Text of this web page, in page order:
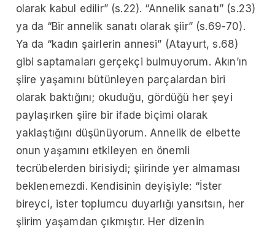
olarak kabul edilir” (s.22). “Annelik sanatı” (s.23)
ya da “Bir annelik sanatı olarak şiir” (s.69-70).
Ya da “kadın şairlerin annesi” (Atayurt, s.68)
gibi saptamaları gerçekçi bulmuyorum. Akın’ın
şiire yaşamını bütünleyen parçalardan biri
olarak baktığını; okuduğu, gördüğü her şeyi
paylaşırken şiire bir ifade biçimi olarak
yaklaştığını düşünüyorum. Annelik de elbette
onun yaşamını etkileyen en önemli
tecrübelerden birisiydi; şiirinde yer almaması
beklenemezdi. Kendisinin deyişiyle: “İster
bireyci, ister toplumcu duyarlığı yansıtsın, her
şiirim yaşamdan çıkmıştır. Her dizenin